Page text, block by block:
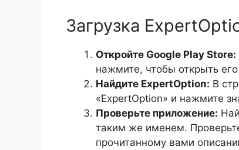
Загрузка
Откройте Google Play Store:
нажмите, чтобы открыть
Найдите ExpertOption: В
«ExpertOption» и нажмите
Проверьте приложение:
таким же именем.
прочитанному вами